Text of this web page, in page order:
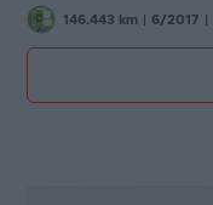
146.443 km 6/2017